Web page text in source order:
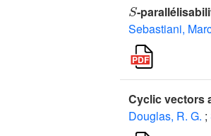
-
Sebastiani,
Cyclic vectors
Douglas, R. G. ;